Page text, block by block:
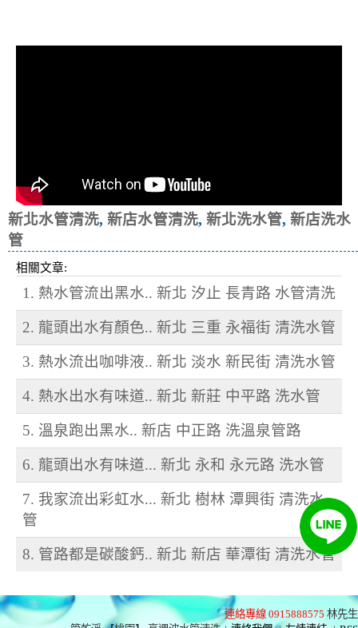
新北水管清洗, 新店水管清洗, 新北洗水管, 新店洗水
管
相關文章:
1. 熱水管流出黑水.. 新北 汐止 長青路 水管清洗
2. 龍頭出水有顏色.. 新北 三重 永福街 清洗水管
3. 熱水流出咖啡液.. 新北 淡水 新民街 清洗水管
4. 熱水出水有味道.. 新北 新莊 中平路 洗水管
5. 溫泉跑出黑水.. 新店 中正路 洗溫泉管路
6. 龍頭出水有味道... 新北 永和 永元路 洗水管
7. 我家流出彩虹水... 新北 樹林 潭興街 清洗水
管
8. 管路都是碳酸鈣.. 新北 新店 華潭街 清洗水管
連絡專線 0915888575 林先生